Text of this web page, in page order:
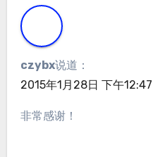
czybx说道：
2015年1月28日 下午12:47
非常感谢！